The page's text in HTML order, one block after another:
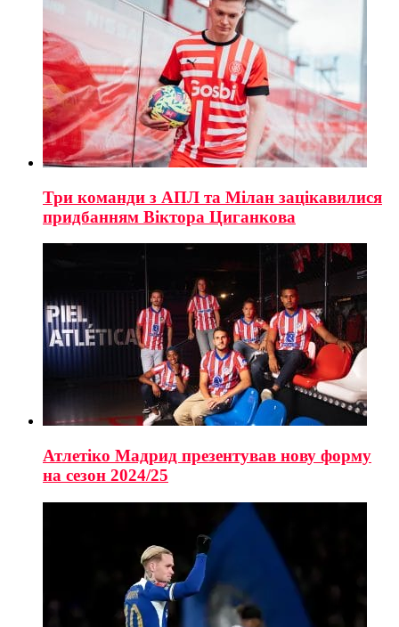
Три команди з АПЛ та Мілан зацікавилися
придбанням Віктора Циганкова
Атлетіко Мадрид презентував нову форму
на сезон 2024/25